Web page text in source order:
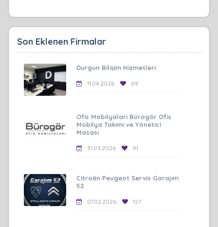
Son Eklenen Firmalar
Durgun Bilişim Hizmetleri
11.04.2026 69
Ofis Mobilyaları Bürogör Ofis
Mobilya Takımı ve Yönetici
Masası
31.03.2026 91
Citroën Peugeot Servis Garajım
52
07.02.2026 127